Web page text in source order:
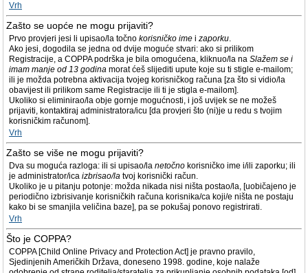
Vrh
Zašto se uopće ne mogu prijaviti?
Prvo provjeri jesi li upisao/la točno korisničko ime i zaporku.
Ako jesi, dogodila se jedna od dvije moguće stvari: ako si prilikom
Registracije, a COPPA podrška je bila omogućena, kliknuo/la na Slažem se i
imam manje od 13 godina morat ćeš slijediti upute koje su ti stigle e-mailom;
ili je možda potrebna aktivacija tvojeg korisničkog računa [za što si vidio/la
obavijest ili prilikom same Registracije ili ti je stigla e-mailom].
Ukoliko si eliminirao/la obje gornje mogućnosti, i još uvijek se ne možeš
prijaviti, kontaktiraj administratora/icu [da provjeri što (ni)je u redu s tvojim
korisničkim računom].
Vrh
Zašto se više ne mogu prijaviti?
Dva su moguća razloga: ili si upisao/la netočno korisničko ime i/ili zaporku; ili
je administrator/ica izbrisao/la tvoj korisnički račun.
Ukoliko je u pitanju potonje: možda nikada nisi ništa postao/la, [uobičajeno je
periodično izbrisivanje korisničkih računa korisnika/ca koji/e ništa ne postaju
kako bi se smanjila veličina baze], pa se pokušaj ponovo registrirati.
Vrh
Što je COPPA?
COPPA [Child Online Privacy and Protection Act] je pravno pravilo,
Sjedinjenih Američkih Država, doneseno 1998. godine, koje nalaže